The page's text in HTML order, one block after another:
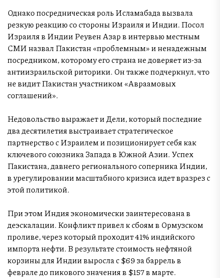
Однако посредническая роль Исламабада вызвала
резкую реакцию со стороны Израиля и Индии. Посол
Израиля в Индии Реувен Азар в интервью местным
СМИ назвал Пакистан «проблемным» и ненадежным
посредником, которому его страна не доверяет из-за
антиизраильской риторики. Он также подчеркнул, что
не видит Пакистан участником «Авраамовых
соглашений».
Недовольство выражает и Дели, который последние
два десятилетия выстраивает стратегическое
партнерство с Израилем и позиционирует себя как
ключевого союзника Запада в Южной Азии. Успех
Пакистана, давнего регионального соперника Индии,
в урегулировании масштабного кризиса идет вразрез с
этой политикой.
При этом Индия экономически заинтересована в
деэскалации. Конфликт привел к сбоям в Ормузском
проливе, через который проходит 41% индийского
импорта нефти. В результате стоимость нефтяной
корзины для Индии выросла с $69 за баррель в
феврале до пикового значения в $157 в марте.